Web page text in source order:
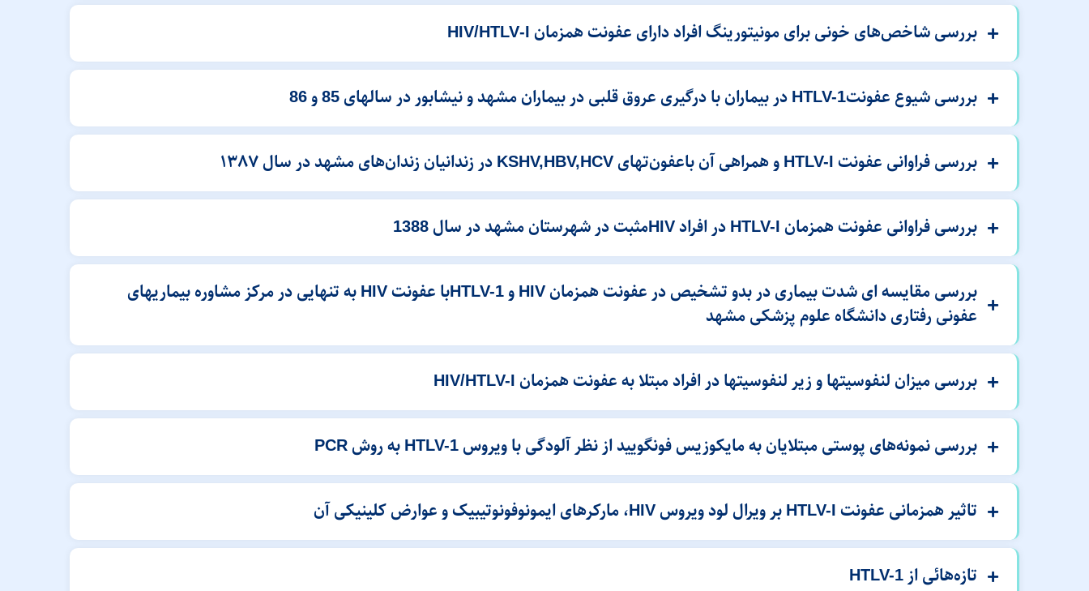
بررسی شاخص‌های خونی برای مونیتورینگ افراد دارای عفونت همزمان HIV/HTLV‐I
بررسی شیوع عفونتHTLV-1 در بیماران با درگیری عروق قلبی در بیماران مشهد و نیشابور در سالهای 85 و 86
بررسى فراوانى عفونت HTLV-I و همراهى آن باعفون‌تهاى KSHV,HBV,HCV در زندانیان زندان‌هاى مشهد در سال ١٣٨٧
بررسی فراوانی عفونت همزمان HTLV-I در افراد HIVمثبت در شهرستان مشهد در سال 1388
بررسی مقایسه ای شدت بیماری در بدو تشخیص در عفونت همزمان HIV و HTLV-1با عفونت HIV به تنهایی در مرکز مشاوره بیماریهای
عفونی رفتاری دانشگاه علوم پزشکی مشهد
بررسی میزان لنفوسیتها و زیر لنفوسیتها در افراد مبتلا به عفونت همزمان HIV/HTLV-I
بررسی نمونه‌های پوستی مبتلایان به مایكوزیس فونگویید از نظر آلودگی با ویروس HTLV-1 به روش PCR
تاثیر همزمانی عفونت HTLV-I بر ویرال لود ویروس HIV، ماركرهای ایمونوفونوتیبیک و عوارض كلینیكى آن
تازه‌هائی از HTLV-1